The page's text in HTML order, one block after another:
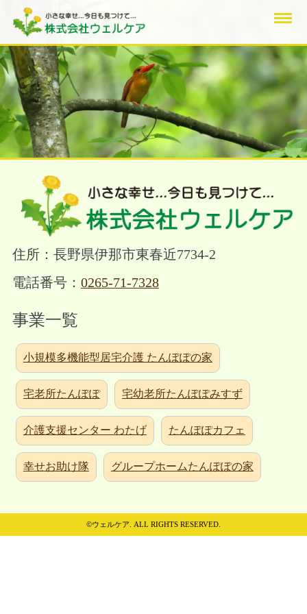
住所：長野県伊那市東春近7734-2
電話番号： 0265-71-7328
事業一覧
小規模多機能型居宅介護 たんぽぽの家
宅老所たんぽぽ 宅幼老所たんぽぽみすず
介護支援センター わたげ たんぽぽカフェ
幸せお助け隊 グループホームたんぽぽの家
©ウェルケア. ALL RIGHTS RESERVED.